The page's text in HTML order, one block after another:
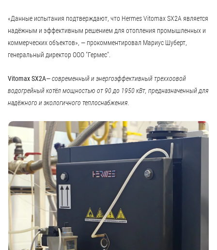
«Данные испытания подтверждают, что Hermes Vitomax SX2A является
надёжным и эффективным решением для отопления промышленных и
коммерческих объектов», — прокомментировал Мариус Шуберт,
генеральный директор ООО "Гермес".
Vitomax SX2A— современный и энергоэффективный треххоовой
водогрейный котёл мощностью от 90 до 1950 кВт, предназначенный для
надёжного и экологичного теплоснабжения.